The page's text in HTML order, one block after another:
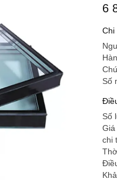
6
Chi
Số
Số
Giá
chi